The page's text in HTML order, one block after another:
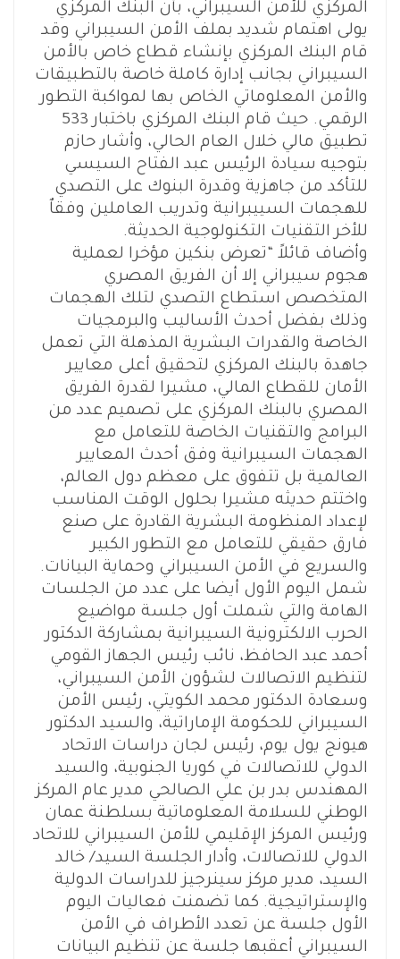
المركزي للأمن السيبراني، بأن البنك المركزي
يولى اهتمام شديد بملف الأمن السيبراني وقد
قام البنك المركزي بإنشاء قطاع خاص بالأمن
السيبراني بجانب إدارة كاملة خاصة بالتطبيقات
والأمن المعلوماتي الخاص بها لمواكبة التطور
الرقمي. حيث قام البنك المركزي باختبار 533
تطبيق مالي خلال العام الحالي، وأشار حازم
بتوجيه سيادة الرئيس عبد الفتاح السيسي
للتأكد من جاهزية وقدرة البنوك على التصدي
للهجمات السييبرانية وتدريب العاملين وفقاٌ
للأخر التقنيات التكنولوجية الحديثة.
وأضاف قائلاً “تعرض بنكين مؤخرا لعملية
هجوم سيبراني إلا أن الفريق المصري
المتخصص استطاع التصدي لتلك الهجمات
وذلك بفضل أحدث الأساليب والبرمجيات
الخاصة والقدرات البشرية المذهلة التي تعمل
جاهدة بالبنك المركزي لتحقيق أعلى معايير
الأمان للقطاع المالي، مشيرا لقدرة الفريق
المصري بالبنك المركزي على تصميم عدد من
البرامج والتقنيات الخاصة للتعامل مع
الهجمات السيبرانية وفق أحدث المعايير
العالمية بل تتفوق على معظم دول العالم،
واختتم حديثه مشيرا بحلول الوقت المناسب
لإعداد المنظومة البشرية القادرة على صنع
فارق حقيقي للتعامل مع التطور الكبير
والسريع في الأمن السيبراني وحماية البيانات.
شمل اليوم الأول أيضا على عدد من الجلسات
الهامة والتي شملت أول جلسة مواضيع
الحرب الالكترونية السيبرانية بمشاركة الدكتور
أحمد عبد الحافظ، نائب رئيس الجهاز القومي
لتنظيم الاتصالات لشؤون الأمن السيبراني،
وسعادة الدكتور محمد الكويتي، رئيس الأمن
السيبراني للحكومة الإماراتية، والسيد الدكتور
هيونج يول يوم، رئيس لجان دراسات الاتحاد
الدولي للاتصالات في كوريا الجنوبية، والسيد
المهندس بدر بن علي الصالحي مدير عام المركز
الوطني للسلامة المعلوماتية بسلطنة عمان
ورئيس المركز الإقليمي للأمن السيبراني للاتحاد
الدولي للاتصالات، وأدار الجلسة السيد/ خالد
السيد، مدير مركز سينرجيز للدراسات الدولية
والإستراتيجية. كما تضمنت فعاليات اليوم
الأول جلسة عن تعدد الأطراف في الأمن
السيبراني أعقبها جلسة عن تنظيم البيانات